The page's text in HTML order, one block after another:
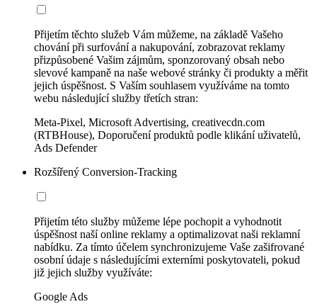
Přijetím těchto služeb Vám můžeme, na základě Vašeho
chování při surfování a nakupování, zobrazovat reklamy
přizpůsobené Vašim zájmům, sponzorovaný obsah nebo
slevové kampaně na naše webové stránky či produkty a měřit
jejich úspěšnost. S Vaším souhlasem využíváme na tomto
webu následující služby třetích stran:
Meta-Pixel, Microsoft Advertising, creativecdn.com
(RTBHouse), Doporučení produktů podle klikání uživatelů,
Ads Defender
Rozšířený Conversion-Tracking
Přijetím této služby můžeme lépe pochopit a vyhodnotit
úspěšnost naší online reklamy a optimalizovat naši reklamní
nabídku. Za tímto účelem synchronizujeme Vaše zašifrované
osobní údaje s následujícími externími poskytovateli, pokud
již jejich služby využíváte:
Google Ads